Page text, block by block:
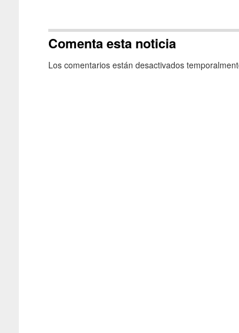
Comenta esta noticia
Los comentarios están desactivados